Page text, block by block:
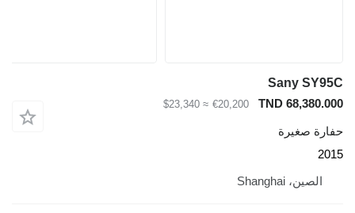
Sany
TND
€20,200
≈ $23,340